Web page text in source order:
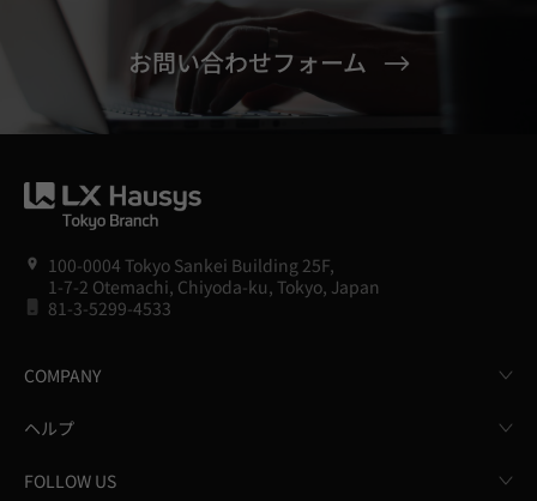
お問い合わせフォーム
100-0004 Tokyo Sankei Building 25F,
1-7-2 Otemachi, Chiyoda-ku, Tokyo, Japan
81-3-5299-4533
COMPANY
ヘルプ
FOLLOW US